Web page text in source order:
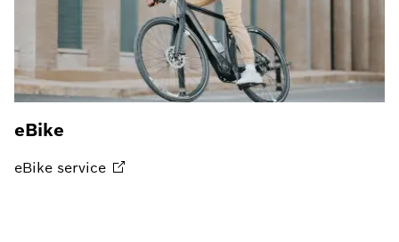
eBike
eBike service